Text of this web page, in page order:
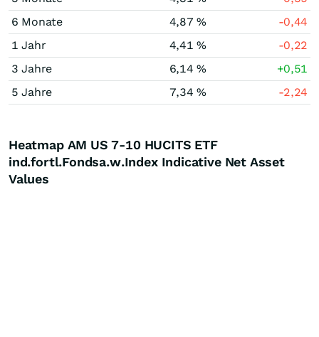
6 Monate
4,87 %
-0,44
1 Jahr
4,41 %
-0,22
3 Jahre
6,14 %
+0,51
5 Jahre
7,34 % -2,24
Heatmap AM US 7-10 HUCITS ETF
ind.fortl.Fondsa.w.Index Indicative Net Asset
Values